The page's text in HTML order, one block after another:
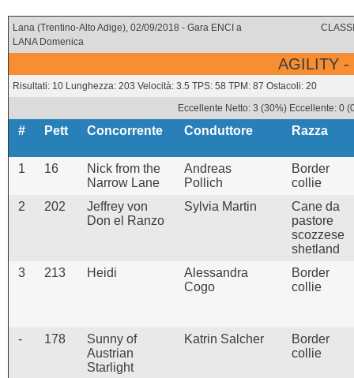
Lana (Trentino-Alto Adige), 02/09/2018 - Gara ENCI a
LANA Domenica
AGILITY -
Risultati: 10 Lunghezza: 203 Velocità: 3.5 TPS: 58 TPM: 87 Ostacoli: 20
Eccellente Netto: 3 (30%) Eccellente: 0
# Pett Concorrente Conduttore Razza
1 16
Nick from the
Narrow Lane
Andreas
Pollich
Border
collie
2
202
Jeffrey von
Don el Ranzo
Sylvia Martin
Cane da
pastore
scozzese
shetland
3
213 Heidi
Alessandra
Cogo
Border
collie
- 178
Sunny of
Austrian
Starlight
Katrin Salcher
Border
collie